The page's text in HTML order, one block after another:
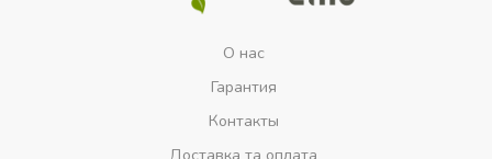
О нас
Гарантия
Контакты